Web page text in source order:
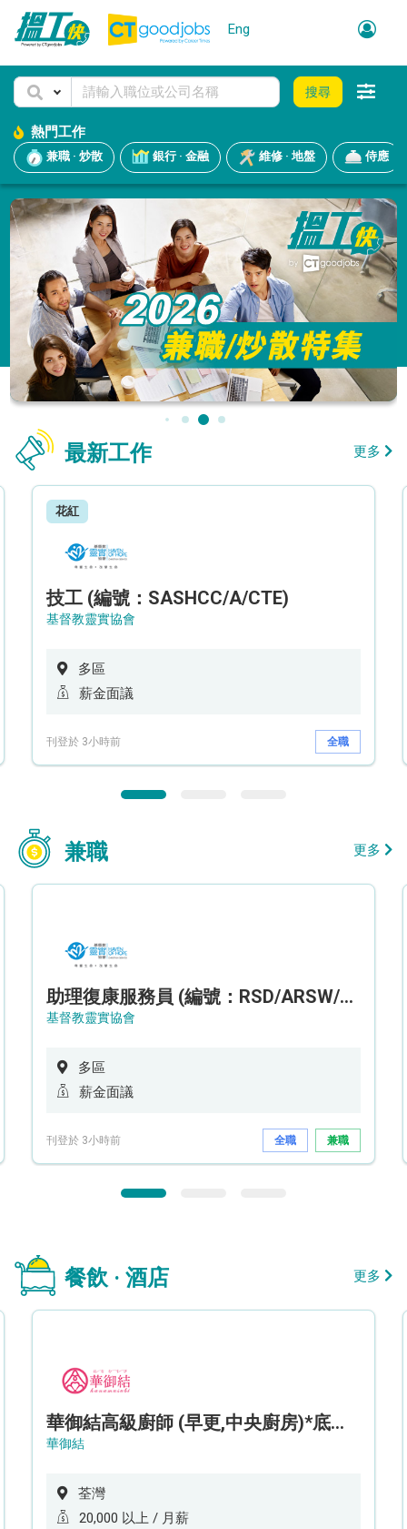
Eng
搜尋
熱門工作
兼職 · 炒散 銀行 · 金融 維修 · 地盤 侍應
最新工作 更多
花紅
技工 (編號：SASHCC/A/CTE)
基督教靈實協會
多區
薪金面議
刊登於 3小時前 全職
兼職 更多
助理復康服務員 (編號：RSD/ARSW/CTE)
基督教靈實協會
多區
薪金面議
刊登於 3小時前 全職 兼職
餐飲 · 酒店 更多
華御結高級廚師 (早更,中央廚房)*底薪可達20k* (5天工作週)
華御結
荃灣
20,000 以上 / 月薪